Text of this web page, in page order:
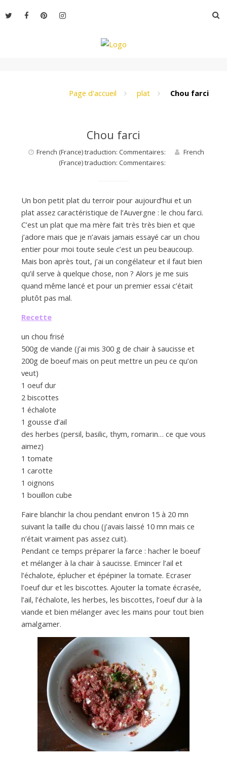
au
Page d'accueil plat Chou farci
Chou farci
French (France) traduction: Commentaires:
French
(France) traduction: Commentaires:
Un bon petit plat du terroir pour aujourd’hui et un
plat assez caractéristique de l’Auvergne : le chou farci.
C’est un plat que ma mère fait très très bien et que
j’adore mais que je n’avais jamais essayé car un chou
entier pour moi toute seule c’est un peu beaucoup.
Mais bon après tout, j’ai un congélateur et il faut bien
qu’il serve à quelque chose, non ? Alors je me suis
quand même lancé et pour un premier essai c’était
plutôt pas mal.
Recette
un chou frisé
500g de viande (j’ai mis 300 g de chair à saucisse et
200g de boeuf mais on peut mettre un peu ce qu’on
veut)
1 oeuf dur
2 biscottes
1 échalote
1 gousse d’ail
des herbes (persil, basilic, thym, romarin… ce que vous
aimez)
1 tomate
1 carotte
1 oignons
1 bouillon cube
Faire blanchir la chou pendant environ 15 à 20 mn
suivant la taille du chou (j’avais laissé 10 mn mais ce
n’était vraiment pas assez cuit).
Pendant ce temps préparer la farce : hacher le boeuf
et mélanger à la chair à saucisse. Emincer l’ail et
l’échalote, éplucher et épépiner la tomate. Ecraser
l’oeuf dur et les biscottes. Ajouter la tomate écrasée,
l’ail, l’échalote, les herbes, les biscottes, l’oeuf dur à la
viande et bien mélanger avec les mains pour tout bien
amalgamer.